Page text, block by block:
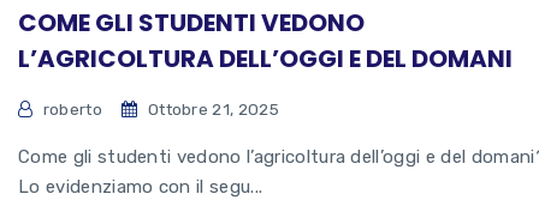
COME GLI STUDENTI VEDONO
L’AGRICOLTURA DELL’OGGI E DEL DOMANI
roberto Ottobre 21, 2025
Come gli studenti vedono l’agricoltura dell’oggi e del
Lo evidenziamo con il segu...